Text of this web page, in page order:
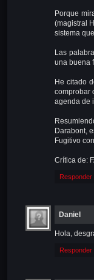
Porque
(magistral
sistema
Las
una buena
He citado
comprobar
agenda de
Darabont,
Fugitivo
Crítica de:
Responder
Daniel
Hola,
Responder